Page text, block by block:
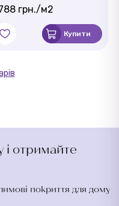
грн./м2
Купити
і отримайте
покриття для дому